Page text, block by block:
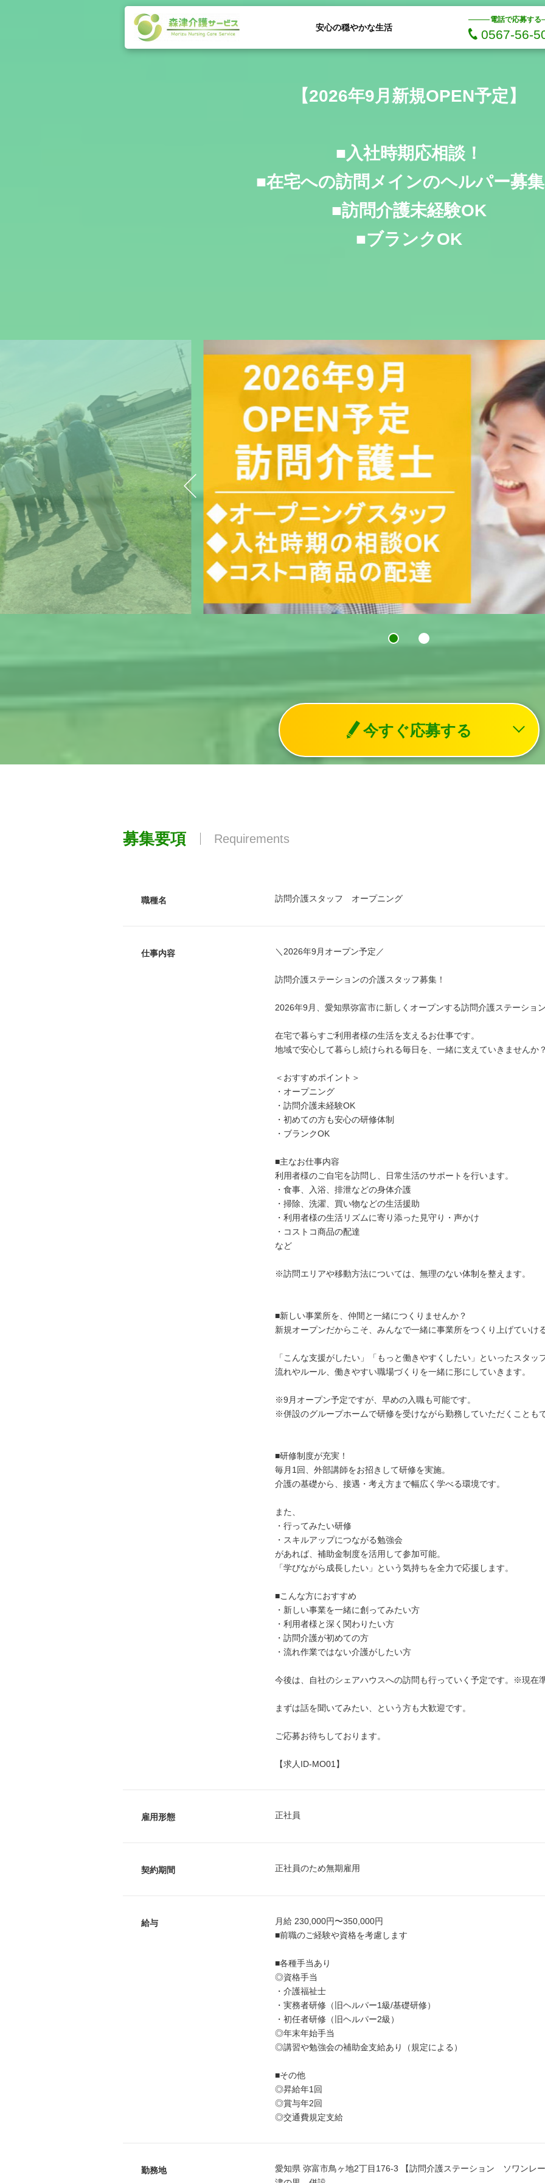
安心の穏やかな生活
電話で応募する
0567-56-
【2026年9月新規OPEN予定】
■入社時期応相談！
■在宅への訪問メインのヘルパー募集
■訪問介護未経験OK
■ブランクOK
今すぐ応募する
募集要項 Requirements
職種名 訪問介護スタッフ オープニング
仕事内容 ＼2026年9月オープン予定／
訪問介護ステーションの介護スタッフ募集！
2026年9月、愛知県弥富市に新しくオープンする訪問介護ステーショ
在宅で暮らすご利用者様の生活を支えるお仕事です。
地域で安心して暮らし続けられる毎日を、一緒に支えていきませんか？
＜おすすめポイント＞
・オープニング
・訪問介護未経験OK
・初めての方も安心の研修体制
・ブランクOK
■主なお仕事内容
利用者様のご自宅を訪問し、日常生活のサポートを行います。
・食事、入浴、排泄などの身体介護
・掃除、洗濯、買い物などの生活援助
・利用者様の生活リズムに寄り添った見守り・声かけ
・コストコ商品の配達
など
※訪問エリアや移動方法については、無理のない体制を整えます。
■新しい事業所を、仲間と一緒につくりませんか？
新規オープンだからこそ、みんなで一緒に事業所をつくり上げていけ
「こんな支援がしたい」「もっと働きやすくしたい」といったスタ
流れやルール、働きやすい職場づくりを一緒に形にしていきます。
※9月オープン予定ですが、早めの入職も可能です。
※併設のグループホームで研修を受けながら勤務していただくことも
■研修制度が充実！
毎月1回、外部講師をお招きして研修を実施。
介護の基礎から、接遇・考え方まで幅広く学べる環境です。
また、
・行ってみたい研修
・スキルアップにつながる勉強会
があれば、補助金制度を活用して参加可能。
「学びながら成長したい」という気持ちを全力で応援します。
■こんな方におすすめ
・新しい事業を一緒に創ってみたい方
・利用者様と深く関わりたい方
・訪問介護が初めての方
・流れ作業ではない介護がしたい方
今後は、自社のシェアハウスへの訪問も行っていく予定です。※現在
まずは話を聞いてみたい、という方も大歓迎です。
ご応募お待ちしております。
【求人ID-MO01】
雇用形態 正社員
契約期間 正社員のため無期雇用
給与
月給 230,000円〜350,000円
■前職のご経験や資格を考慮します
■各種手当あり
◎資格手当
・介護福祉士
・実務者研修（旧ヘルパー1級/基礎研修）
・初任者研修（旧ヘルパー2級）
◎年末年始手当
◎講習や勉強会の補助金支給あり（規定による）
■その他
◎昇給年1回
◎賞与年2回
◎交通費規定支給
勤務地
愛知県 弥富市鳥ヶ地2丁目176-3 【訪問介護ステーション ソワン